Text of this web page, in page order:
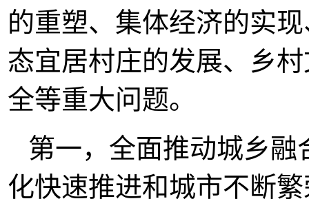
的重塑、集体经济的实
态宜居村庄的发展、乡
全等重大问题。
第一，全面推动城乡
化快速推进和城市不断